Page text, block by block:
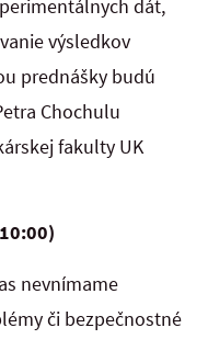
dát,
výsledkov
prednášky budú
Chochulu
fakulty UK
nevnímame
či bezpečnostné